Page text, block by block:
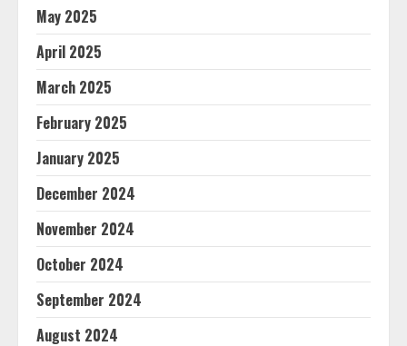
May 2025
April 2025
March 2025
February 2025
January 2025
December 2024
November 2024
October 2024
September 2024
August 2024